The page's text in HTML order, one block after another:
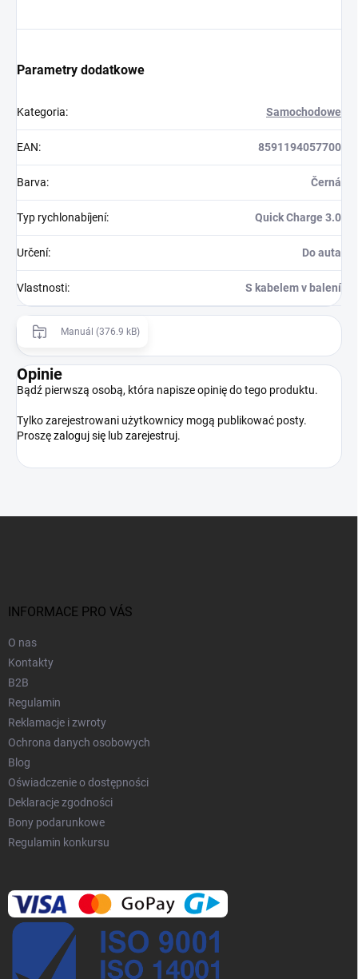
Parametry dodatkowe
Kategoria: Samochodowe
EAN: 8591194057700
Barva: Černá
Typ rychlonabíjení: Quick Charge 3.0
Určení: Do auta
Vlastnosti: S kabelem v balení
Manuál (376.9 kB)
Opinie
Bądź pierwszą osobą, która napisze opinię do tego produktu.
Tylko zarejestrowani użytkownicy mogą publikować posty.
Proszęzaloguj się lubzarejestruj.
INFORMACE PRO VÁS
O nas
Kontakty
B2B
Regulamin
Reklamacje i zwroty
Ochrona danych osobowych
Blog
Oświadczenie o dostępności
Deklaracje zgodności
Bony podarunkowe
Regulamin konkursu